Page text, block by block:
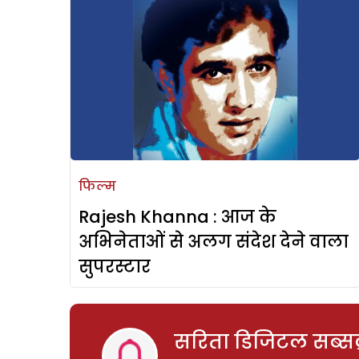
फिल्म
Rajesh Khanna : आज के
अभिनेताओं से अलग संदेश देने वाला
सुपरस्टार
सरिता डिजिटल